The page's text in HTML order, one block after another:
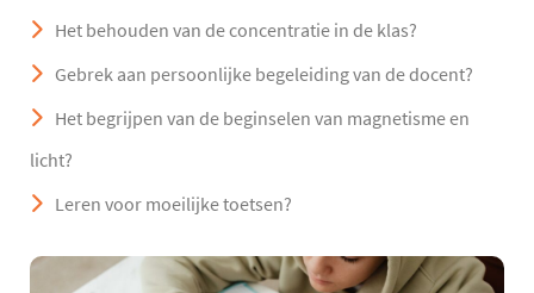
Het behouden van de concentratie in de klas?
Gebrek aan persoonlijke begeleiding van de docent?
Het begrijpen van de beginselen van magnetisme en
licht?
Leren voor moeilijke toetsen?